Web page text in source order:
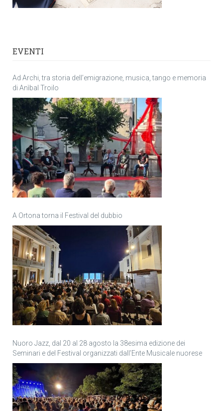
EVENTI
Ad Archi, tra storia dell’emigrazione, musica, tango e memoria
di Anìbal Troilo
A Ortona torna il Festival del dubbio
Nuoro Jazz, dal 20 al 28 agosto la 38esima edizione dei
Seminari e del Festival organizzati dall’Ente Musicale nuorese